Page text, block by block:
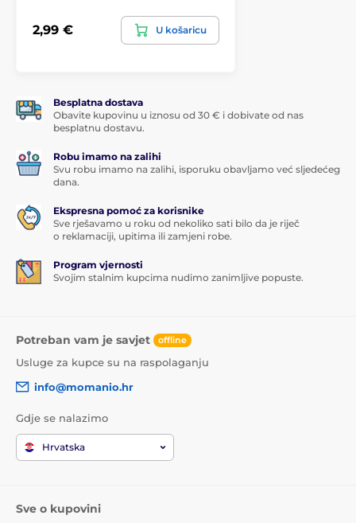
2,99 € U košaricu
Besplatna dostava
Obavite kupovinu u iznosu od 30 € i dobivate od nas
besplatnu dostavu.
Robu imamo na zalihi
Svu robu imamo na zalihi, isporuku obavljamo već sljedećeg
dana.
Ekspresna pomoć za korisnike
Sve rješavamo u roku od nekoliko sati bilo da je riječ
o reklamaciji, upitima ili zamjeni robe.
Program vjernosti
Svojim stalnim kupcima nudimo zanimljive popuste.
Potreban vam je savjet offline
Usluge za kupce su na raspolaganju
info@momanio.hr
Gdje se nalazimo
Hrvatska
Sve o kupovini